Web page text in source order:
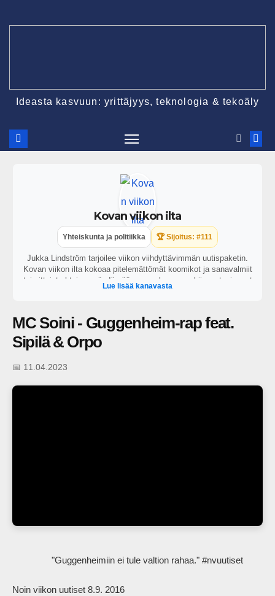
Ideasta kasvuun: yrittäjyys, teknologia & tekoäly
Kovan viikon ilta
Yhteiskunta ja politiikka 🏆 Sijoitus: #111
Jukka Lindström tarjoilee viikon viihdyttävimmän uutispaketin.
Kovan viikon ilta kokoaa pitelemättömät koomikot ja sanavalmiit
toimittajat yhteisen pöydän ääreen perkaamaan kiinnostavimmat
ajankohtaiset puheenaiheet. https://areena.yle.fi/1-64828919?
Lue lisää kanavasta
MC Soini - Guggenheim-rap feat.
Sipilä & Orpo
📅 11.04.2023
Noin viikon uutiset 8.9. 2016